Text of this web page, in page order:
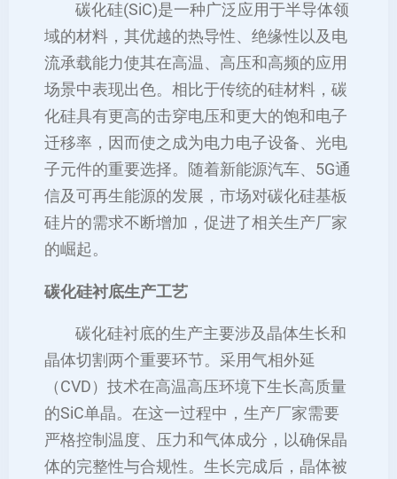
碳化硅(SiC)是一种广泛应用于半导体领
域的材料，其优越的热导性、绝缘性以及电
流承载能力使其在高温、高压和高频的应用
场景中表现出色。相比于传统的硅材料，碳
化硅具有更高的击穿电压和更大的饱和电子
迁移率，因而使之成为电力电子设备、光电
子元件的重要选择。随着新能源汽车、5G通
信及可再生能源的发展，市场对碳化硅基板
硅片的需求不断增加，促进了相关生产厂家
的崛起。
碳化硅衬底生产工艺
碳化硅衬底的生产主要涉及晶体生长和
晶体切割两个重要环节。采用气相外延
（CVD）技术在高温高压环境下生长高质量
的SiC单晶。在这一过程中，生产厂家需要
严格控制温度、压力和气体成分，以确保晶
体的完整性与合规性。生长完成后，晶体被